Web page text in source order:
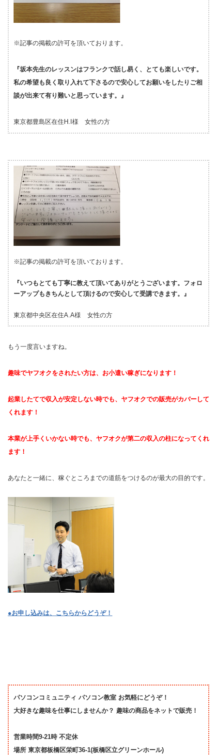
※記事の掲載の許可を頂いております。
『坂本先生のレッスンはフランクで話し易く、とても楽しいです。
私の希望も良く取り入れて下さるので安心してお願いをしたりご相
談が出来て有り難いと思っています。』
東京都豊島区在住H.I様 女性の方
※記事の掲載の許可を頂いております。
『いつもとても丁寧に教えて頂いてありがとうございます。フォロ
ーアップもきちんとして頂けるので安心して受講できます。』
東京都中央区在住A.A様 女性の方
もう一度言いますね。
趣味でヤフオクをされたい方は、お小遣い稼ぎになります！
起業したてで収入が安定しない時でも、ヤフオクでの販売がカバーして
くれます！
本業が上手くいかない時でも、ヤフオクが第二の収入の柱になってくれ
ます！
あなたと一緒に、稼ぐところまでの道筋をつけるのが最大の目的です。
●お申し込みは、こちらからどうぞ！
パソコンコミュニティ パソコン教室 お気軽にどうぞ！
大好きな趣味を仕事にしませんか？ 趣味の商品をネットで販売！
営業時間9-21時 不定休
場所 東京都板橋区栄町36-1(板橋区立グリーンホール)